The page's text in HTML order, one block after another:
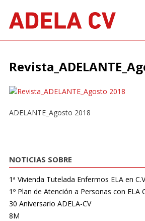
content
Inicio > Revista > Revista_ADELANTE_Agosto
ADELANTE_Agosto 2018
NOTICIAS SOBRE
1ª Vivienda Tutelada Enfermos ELA en
1º Plan de Atención a Personas con ELA
30 Aniversario ADELA-CV
8M